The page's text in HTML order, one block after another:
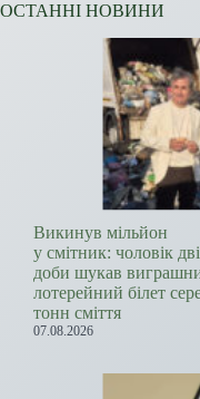
ОСТАННІ НОВИНИ
Викинув мільйон
у смітник: чоловік дві
доби шукав
лотерейний білет
тонн сміття
07.08.2026